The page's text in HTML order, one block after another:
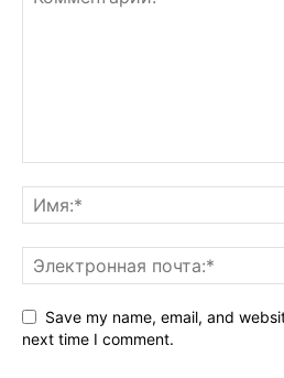
Save my name, email, and
next time I comment.